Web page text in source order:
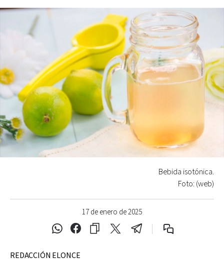
17 de enero de 2025
Bebida isotónica.
Foto: (web)
REDACCIÓN ELONCE